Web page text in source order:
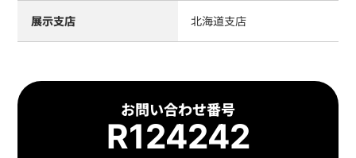
展示支店 北海道支店
お問い合わせ番号
R124242